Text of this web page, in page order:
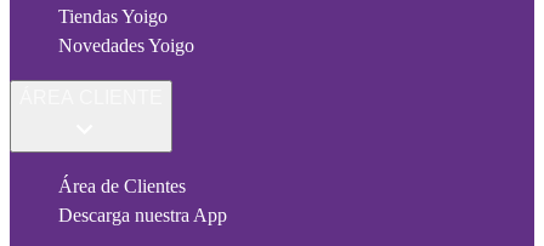
Tiendas Yoigo
Novedades Yoigo
Área de Clientes
Descarga nuestra App